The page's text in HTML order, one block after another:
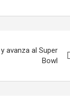
avanza al Super
Bowl